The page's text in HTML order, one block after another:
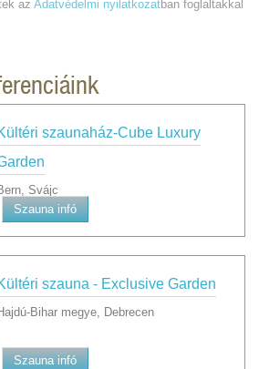
az Adatvédelmi nyilatkozatban foglaltakkal
szaunaház-Cube Luxury
Svájc
Szauna infó
szauna - Exclusive Garden
Bihar megye, Debrecen
Szauna infó